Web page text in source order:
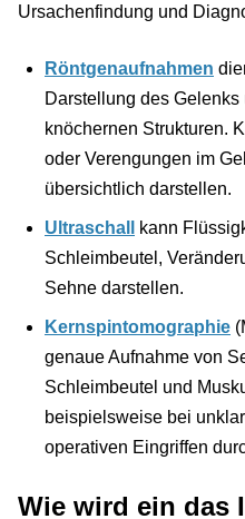
Ursachenfindung und
Röntgenaufnahmen
Darstellung des
knöchernen Strukturen.
oder Verengungen im
übersichtlich darstellen.
Ultraschall
kann
Schleimbeutel,
Sehne darstellen.
Kernspintomographie
genaue Aufnahme von
Schleimbeutel und
beispielsweise bei
operativen Eingriffen
Wie wird ein das